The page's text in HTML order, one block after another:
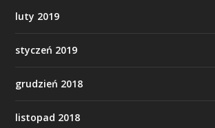
luty 2019
styczeń 2019
grudzień 2018
listopad 2018